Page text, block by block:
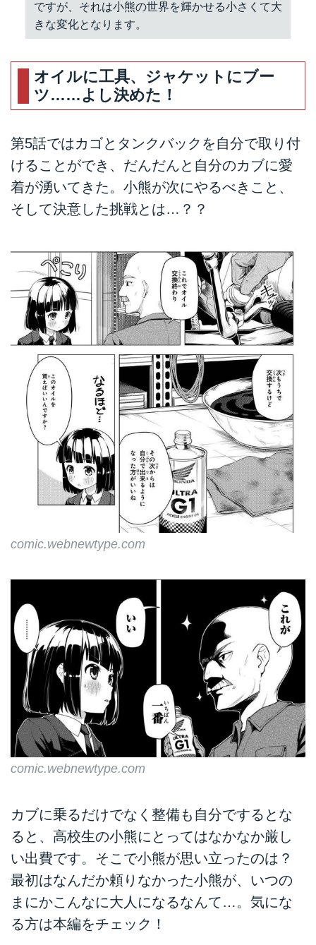
ですが、それは小熊の世界を輝かせる小さくて大
きな変化となります。
オイルに工具、ジャケットにブー
ツ……よし決めた！
第5話ではカゴとタンクバックを自分で取り付
けることができ、だんだんと自分のカブに愛
着が湧いてきた。小熊が次にやるべきこと、
そして決意した挑戦とは…？？
comic.webnewtype.com
comic.webnewtype.com
カブに乗るだけでなく整備も自分でするとな
ると、高校生の小熊にとってはなかなか厳し
い出費です。そこで小熊が思い立ったのは？
最初はなんだか頼りなかった小熊が、いつの
まにかこんなに大人になるなんて…。気にな
る方は本編をチェック！